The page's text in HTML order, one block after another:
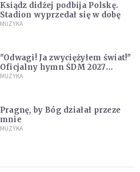
Ksiądz didżej podbija Polskę.
Stadion wyprzedał się w dobę
MUZYKA
"Odwagi! Ja zwyciężyłem świat!"
Oficjalny hymn ŚDM 2027
zaprezentowany
MUZYKA
Pragnę, by Bóg działał przeze
mnie
MUZYKA